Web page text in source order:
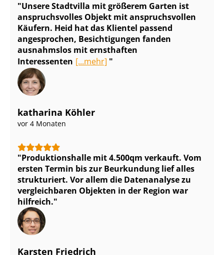
Unsere Stadtvilla mit größerem Garten ist
anspruchsvolles Objekt mit anspruchsvollen
Käufern. Heid hat das Klientel passend
angesprochen, Besichtigungen fanden
ausnahmslos mit ernsthaften
Interessenten [...mehr]
katharina Köhler
vor 4 Monaten
Pro­duk­ti­ons­hal­le mit 4.500qm verkauft. Vom
ersten Termin bis zur Beurkundung lief alles
strukturiert. Vor allem die Datenanalyse zu
vergleichbaren Objekten in der Region war
hilfreich.
Karsten Friedrich